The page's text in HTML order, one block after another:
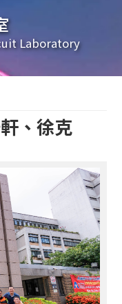
Laboratory
、徐克